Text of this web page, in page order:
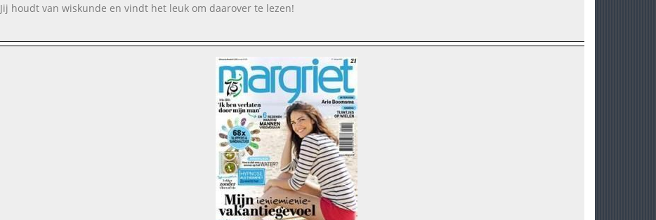
Jij houdt van wiskunde en vindt het leuk om daarover te lezen!